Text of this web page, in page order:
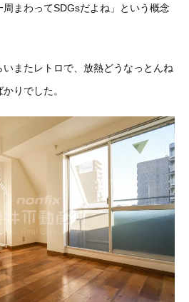
まわってSDGsだよね」という概念
またレトロで、放熱どうなっとんね
りでした。